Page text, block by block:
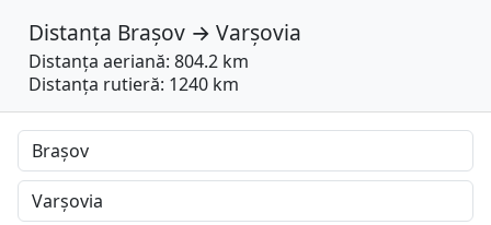
Distanța Brașov → Varşovia
Distanța aeriană: 804.2 km
Distanța rutieră: 1240 km